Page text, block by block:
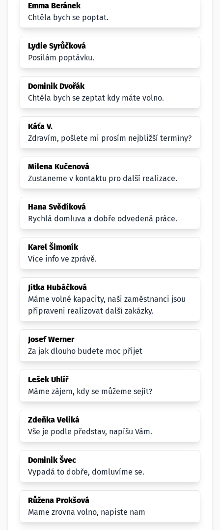
Emma Beránek
Chtěla bych se poptat.
Lydie Syrůčková
Posílám poptávku.
Dominik Dvořák
Chtěla bych se zeptat kdy máte volno.
Káťa V.
Zdravím, pošlete mi prosím nejbližší termíny?
Milena Kučenová
Zustaneme v kontaktu pro další realizace.
Hana Svědíková
Rychlá domluva a dobře odvedená práce.
Karel Šimoník
Více info ve zprávě.
Jitka Hubáčková
Máme volné kapacity, naši zaměstnanci jsou
připraveni realizovat další zakázky.
Josef Werner
Za jak dlouho budete moc přijet
Lešek Uhlíř
Máme zájem, kdy se můžeme sejít?
Zdeňka Veliká
Vše je podle představ, napíšu Vám.
Dominik Švec
Vypadá to dobře, domluvíme se.
Růžena Prokšová
Mame zrovna volno, napiste nam